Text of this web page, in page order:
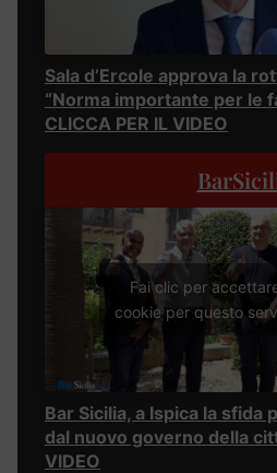
Sala d’Ercole approva la
“Norma importante per le
CLICCA PER IL VIDEO
Fai clic per
cookie per questo
Bar Sicilia, a Ispica la sfida
dal nuovo governo della
VIDEO